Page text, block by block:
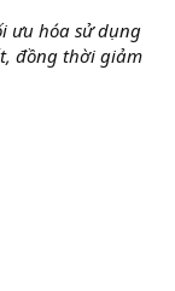
ưu hóa sử dụng
đồng thời giảm